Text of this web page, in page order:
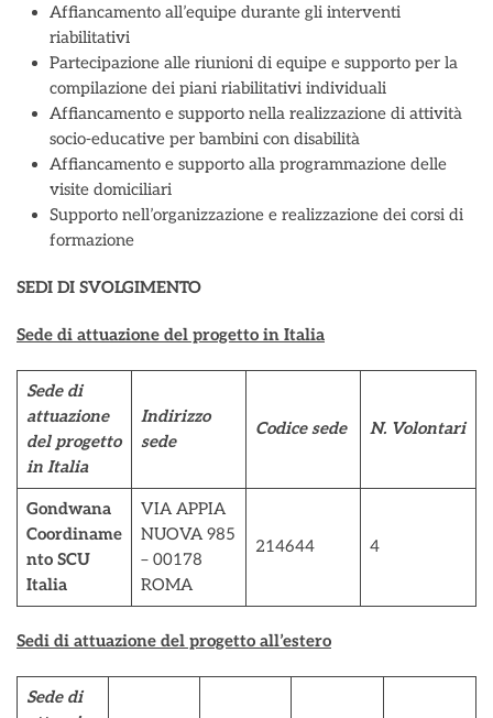
Affiancamento all’equipe durante gli interventi
riabilitativi
Partecipazione alle riunioni di equipe e supporto per la
compilazione dei piani riabilitativi individuali
Affiancamento e supporto nella realizzazione di attività
socio-educative per bambini con disabilità
Affiancamento e supporto alla programmazione delle
visite domiciliari
Supporto nell’organizzazione e realizzazione dei corsi di
formazione
SEDI DI SVOLGIMENTO
Sede di attuazione del progetto in Italia
Sede di
attuazione
del progetto
in Italia
Indirizzo
sede
Codice sede N. Volontari
Gondwana
Coordiname
nto SCU
Italia
VIA APPIA
NUOVA 985
– 00178
ROMA
214644 4
Sedi di attuazione del progetto all’estero
Sede di